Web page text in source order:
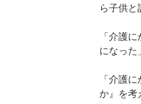
ら子供と
「介護
になった
「介護
か』を考